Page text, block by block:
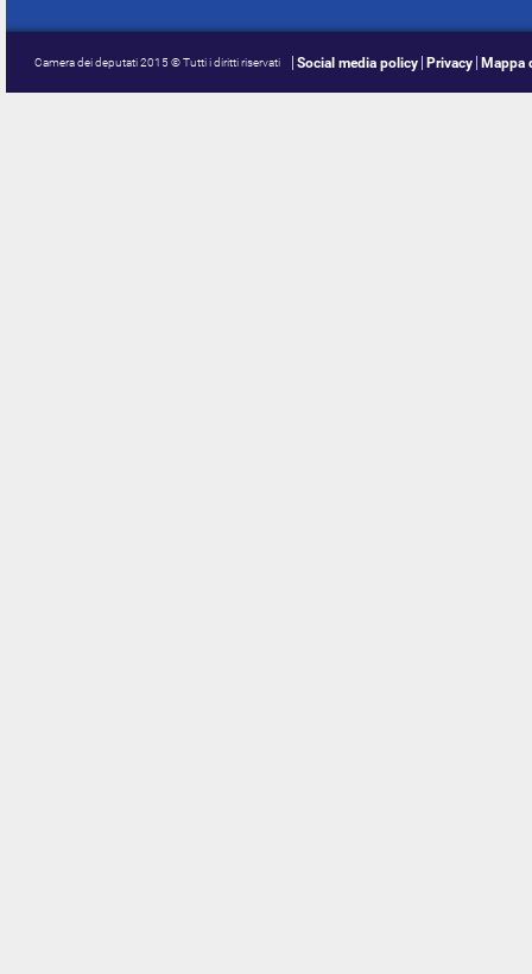
Camera dei deputati 2015 © Tutti i diritti riservati Social media policy Privacy Mappa